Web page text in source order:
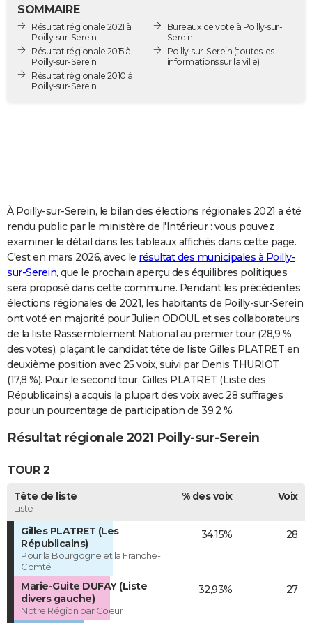
Destinations
City break
Voyage nature
Voyage de noces
Forum
Climat
GUIDES D'ACHAT
BONS PLANS
S'inscrire
Se connecter
Lycées
Collèges
Primaires
Universités
Entreprises
Service militaire
Avis de recherche
AVIS DE DÉCÈS
FORUM
Bricolage
Lifestyle
Culture
Sport
Auto
Television
Voyage
Cinema
SOMMAIRE
Résultat régionale 2021 à
Poilly-sur-Serein
Résultat régionale 2015 à
Poilly-sur-Serein
Résultat régionale 2010 à
Poilly-sur-Serein
Bureaux de vote à Poilly-sur-
Serein
Poilly-sur-Serein (toutes les
informations sur la ville)
À Poilly-sur-Serein, le bilan des élections régionales 2021 a été
rendu public par le ministère de l'Intérieur : vous pouvez
examiner le détail dans les tableaux affichés dans cette page.
C'est en mars 2026, avec le résultat des municipales à Poilly-
sur-Serein, que le prochain aperçu des équilibres politiques
sera proposé dans cette commune. Pendant les précédentes
élections régionales de 2021, les habitants de Poilly-sur-Serein
ont voté en majorité pour Julien ODOUL et ses collaborateurs
de la liste Rassemblement National au premier tour (28,9 %
des votes), plaçant le candidat tête de liste Gilles PLATRET en
deuxième position avec 25 voix, suivi par Denis THURIOT
(17,8 %). Pour le second tour, Gilles PLATRET (Liste des
Républicains) a acquis la plupart des voix avec 28 suffrages
pour un pourcentage de participation de 39,2 %.
Résultat régionale 2021 Poilly-sur-Serein
TOUR 2
Tête de liste
Liste
% des voix Voix
Gilles PLATRET (Les
Républicains)
Pour la Bourgogne et la Franche-
Comté
34,15% 28
Marie-Guite DUFAY (Liste
divers gauche)
Notre Région par Coeur
32,93% 27